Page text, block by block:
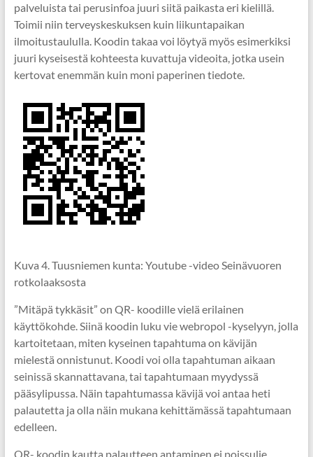
palveluista tai perusinfoa juuri siitä paikasta eri kielillä.
Toimii niin terveyskeskuksen kuin liikuntapaikan
ilmoitustaululla. Koodin takaa voi löytyä myös esimerkiksi
juuri kyseisestä kohteesta kuvattuja videoita, jotka usein
kertovat enemmän kuin moni paperinen tiedote.
Kuva 4. Tuusniemen kunta: Youtube -video Seinävuoren
rotkolaaksosta
”Mitäpä tykkäsit” on QR- koodille vielä erilainen
käyttökohde. Siinä koodin luku vie webropol -kyselyyn, jolla
kartoitetaan, miten kyseinen tapahtuma on kävijän
mielestä onnistunut. Koodi voi olla tapahtuman aikaan
seinissä skannattavana, tai tapahtumaan myydyssä
pääsylipussa. Näin tapahtumassa kävijä voi antaa heti
palautetta ja olla näin mukana kehittämässä tapahtumaan
edelleen.
QR- koodin kautta palautteen antaminen ei poissulje